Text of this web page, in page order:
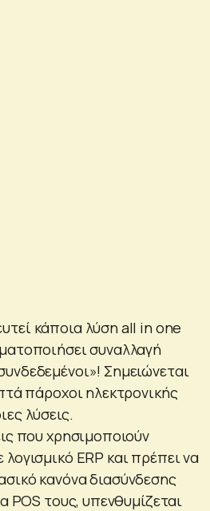
κάποια λύση all in one
συναλλαγή
Σημειώνεται
πάροχοι ηλεκτρονικής
λύσεις.
που χρησιμοποιούν
ERP και πρέπει να
κανόνα διασύνδεσης
POS τους, υπενθυμίζεται